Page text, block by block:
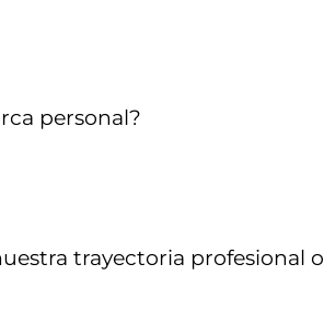
personal?
trayectoria profesional o